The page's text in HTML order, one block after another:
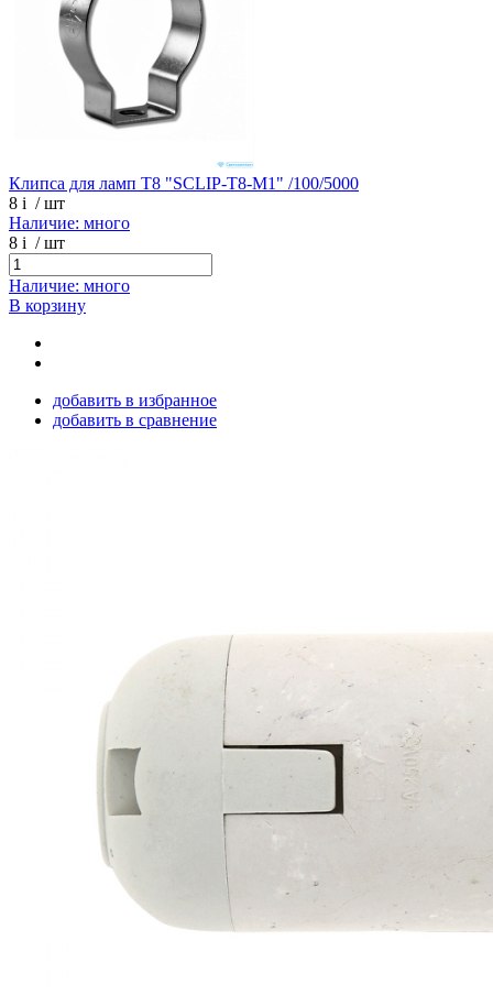
Клипса для ламп Т8 "SCLIP-T8-M1" /100/5000
8 i / шт
Наличие: много
8 i / шт
Наличие: много
В корзину
добавить в избранное
добавить в сравнение